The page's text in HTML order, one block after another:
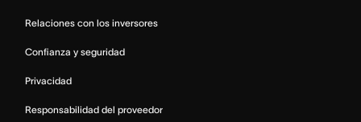
Relaciones con los inversores
Confianza y seguridad
Privacidad
Responsabilidad del proveedor